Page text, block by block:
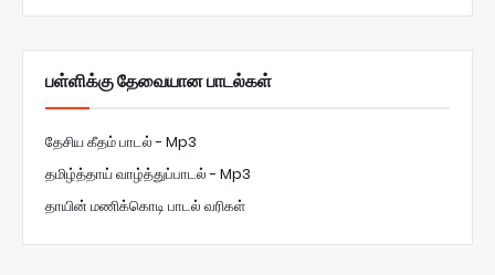
பள்ளிக்கு தேவையான பாடல்கள்
தேசிய கீதம் பாடல் - Mp3
தமிழ்த்தாய் வாழ்த்துப்பாடல் - Mp3
தாயின் மணிக்கொடி பாடல் வரிகள்